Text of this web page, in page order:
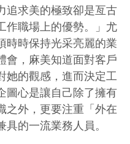
追求美的極致卻是亙古
作職場上的優勢。」尤
時時保持光采亮麗的業
會，麻美知道面對客戶
她的觀感，進而決定工
圖心是讓自己除了擁有
之外，更要注重「外在
的一流業務人員。